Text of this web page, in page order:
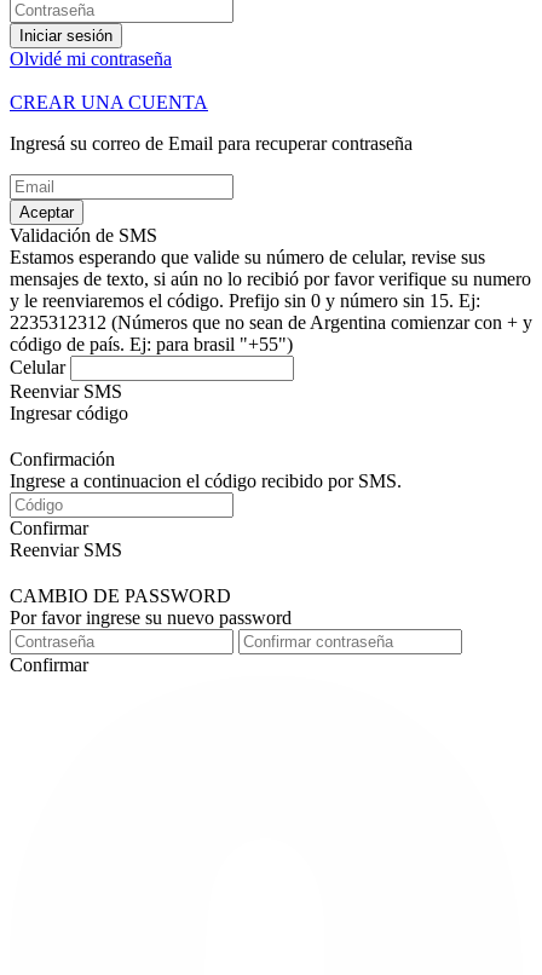
Iniciar sesión
Olvidé mi contraseña
CREAR UNA CUENTA
Ingresá su correo de Email para recuperar contraseña
Aceptar
Validación de SMS
Estamos esperando que valide su número de celular, revise sus
mensajes de texto, si aún no lo recibió por favor verifique su numero
y le reenviaremos el código. Prefijo sin 0 y número sin 15. Ej:
2235312312 (Números que no sean de Argentina comienzar con + y
código de país. Ej: para brasil "+55")
Celular
Reenviar SMS
Ingresar código
Confirmación
Ingrese a continuacion el código recibido por SMS.
Confirmar
Reenviar SMS
CAMBIO DE PASSWORD
Por favor ingrese su nuevo password
Confirmar